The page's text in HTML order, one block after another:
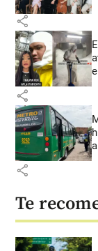
share
share
share
Te